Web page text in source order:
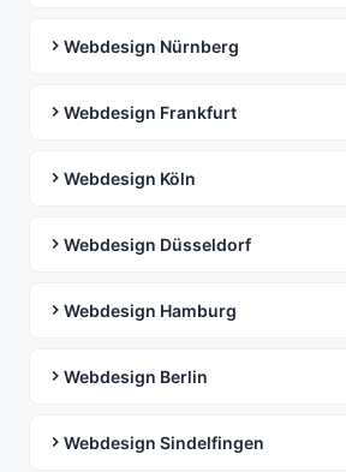
Webdesign Nürnberg
Webdesign Frankfurt
Webdesign Köln
Webdesign Düsseldorf
Webdesign Hamburg
Webdesign Berlin
Webdesign Sindelfingen